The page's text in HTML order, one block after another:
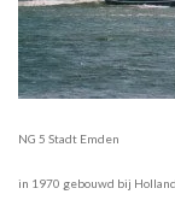
NG 5 Stadt Emden
in 1970 gebouwd bij